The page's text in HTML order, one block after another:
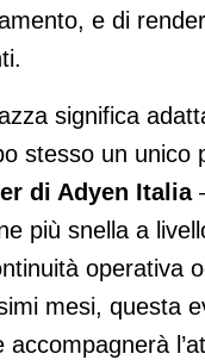
e di
significa
stesso un unico
di Adyen Italia
più snella a
operativa
mesi, questa